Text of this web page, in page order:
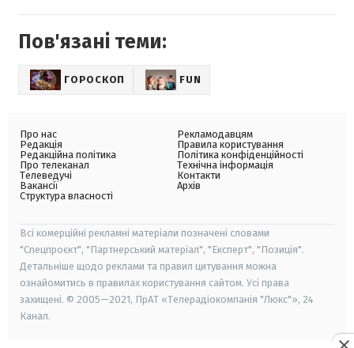
Пов'язані теми:
ГОРОСКОП FUN
Про нас
Редакція
Редакційна політика
Про телеканал
Телеведучі
Вакансії
Структура власності
Рекламодавцям
Правила користування
Політика конфіденційності
Технічна інформація
Контакти
Архів
Всі комерційні рекламні матеріали позначені словами
"Спецпроєкт", "Партнерський матеріал", "Експерт", "Позиція".
Детальніше щодо реклами та правил цитування можна
ознайомитись в правилах користування сайтом. Усі права
захищені. © 2005—2021, ПрАТ «Телерадіокомпанія "Люкс"», 24
Канал.